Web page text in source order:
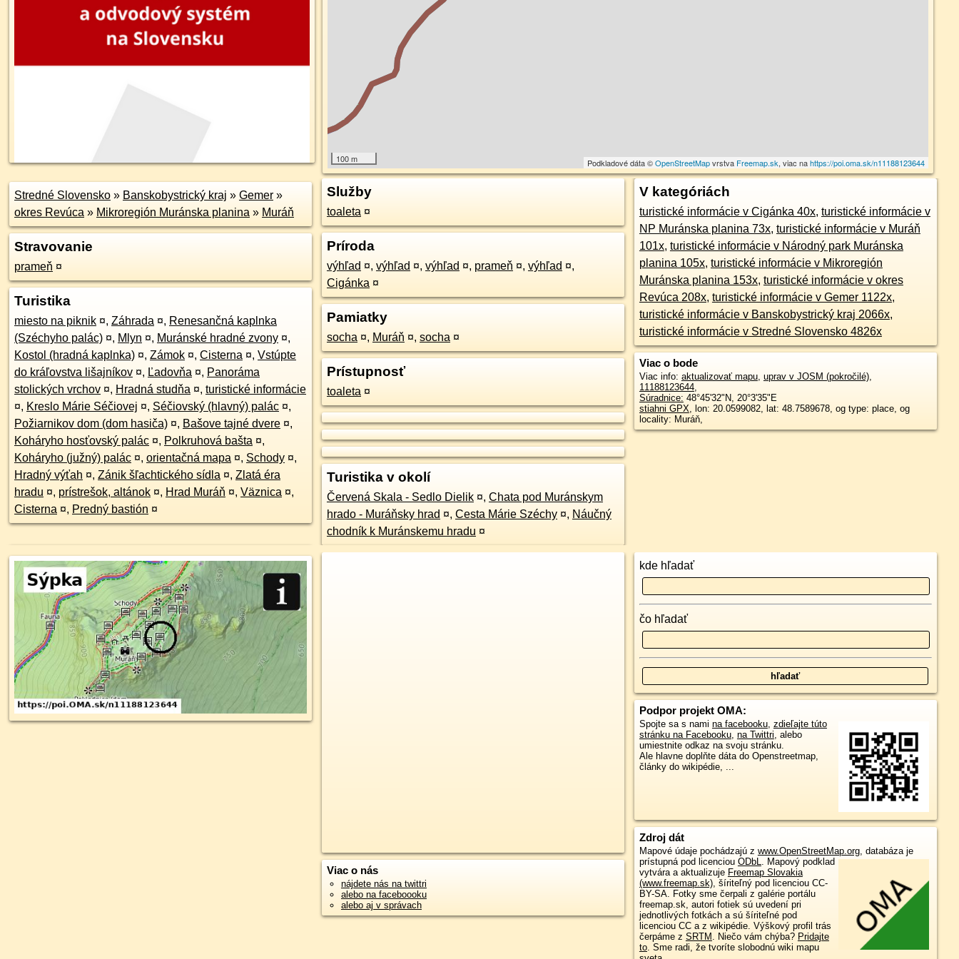
100 m Podkladové dáta ©OpenStreetMapvrstva Freemap.sk, viac nahttps://poi.oma.sk/n11188123644
Stredné Slovensko » Banskobystrický kraj » Gemer »
okres Revúca » Mikroregión Muránska planina » Muráň
Stravovanie
prameň ¤
Turistika
miesto na piknik ¤, Záhrada ¤, Renesančná kaplnka
(Széchyho palác) ¤, Mlyn ¤, Muránské hradné zvony ¤,
Kostol (hradná kaplnka) ¤, Zámok ¤, Cisterna ¤, Vstúpte
do kráľovstva lišajníkov ¤, Ľadovňa ¤, Panoráma
stolických vrchov ¤, Hradná studňa ¤, turistické informácie
¤, Kreslo Márie Séčiovej ¤, Séčiovský (hlavný) palác ¤,
Požiarnikov dom (dom hasiča) ¤, Bašove tajné dvere ¤,
Koháryho hosťovský palác ¤, Polkruhová bašta ¤,
Koháryho (južný) palác ¤, orientačná mapa ¤, Schody ¤,
Hradný výťah ¤, Zánik šľachtického sídla ¤, Zlatá éra
hradu ¤, prístrešok, altánok ¤, Hrad Muráň ¤, Väznica ¤,
Cisterna ¤, Predný bastión ¤
Služby
toaleta ¤
Príroda
výhľad ¤, výhľad ¤, výhľad ¤, prameň ¤, výhľad ¤,
Cigánka ¤
Pamiatky
socha ¤, Muráň ¤, socha ¤
Prístupnosť
toaleta ¤
Turistika v okolí
Červená Skala - Sedlo Dielik ¤, Chata pod Muránskym
hrado - Muráňsky hrad ¤, Cesta Márie Széchy ¤, Náučný
chodník k Muránskemu hradu ¤
V kategóriách
turistické informácie v Cigánka 40x, turistické informácie v
NP Muránska planina 73x, turistické informácie v Muráň
101x, turistické informácie v Národný park Muránska
planina 105x, turistické informácie v Mikroregión
Muránska planina 153x, turistické informácie v okres
Revúca 208x, turistické informácie v Gemer 1122x,
turistické informácie v Banskobystrický kraj 2066x,
turistické informácie v Stredné Slovensko 4826x
Viac o bode
Viac info: aktualizovať mapu, uprav v JOSM (pokročilé),
11188123644,
Súradnice: 48°45'32"N, 20°3'35"E
stiahni GPX, lon: 20.0599082, lat: 48.7589678, og type: place, og
locality: Muráň,
Viac o nás
nájdete nás na twittri
alebo na faceboooku
alebo aj v správach
kde hľadať
čo hľadať
Podpor projekt OMA:
Spojte sa s nami na facebooku, zdieľajte túto
stránku na Facebooku, na Twittri, alebo
umiestnite odkaz na svoju stránku.
Ale hlavne doplňte dáta do Openstreetmap,
články do wikipédie, ...
Zdroj dát
Mapové údaje pochádzajú z www.OpenStreetMap.org, databáza je
prístupná pod licenciou ODbL. Mapový podklad
vytvára a aktualizuje Freemap Slovakia
(www.freemap.sk), šíriteľný pod licenciou CC-
BY-SA. Fotky sme čerpali z galérie portálu
freemap.sk, autori fotiek sú uvedení pri
jednotlivých fotkách a sú šíriteľné pod
licenciou CC a z wikipédie. Výškový profil trás
čerpáme z SRTM . Niečo vám chýba? Pridajte
to. Sme radi, že tvoríte slobodnú wiki mapu